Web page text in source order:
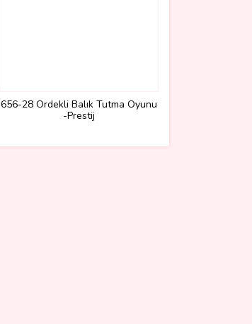
656-28 Ördekli Balık Tutma Oyunu
-Prestij